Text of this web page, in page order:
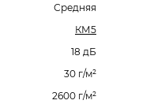
Средняя
КМ5
18 дБ
30 г/м²
2600 г/м²